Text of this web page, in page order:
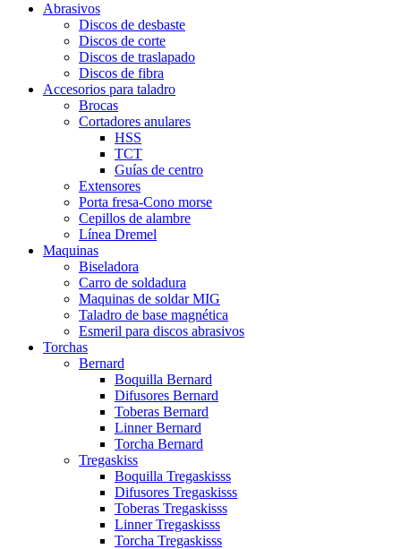
Abrasivos
Discos de desbaste
Discos de corte
Discos de traslapado
Discos de fibra
Accesorios para taladro
Brocas
Cortadores anulares
HSS
TCT
Guías de centro
Extensores
Porta fresa-Cono morse
Cepillos de alambre
Línea Dremel
Maquinas
Biseladora
Carro de soldadura
Maquinas de soldar MIG
Taladro de base magnética
Esmeril para discos abrasivos
Torchas
Bernard
Boquilla Bernard
Difusores Bernard
Toberas Bernard
Linner Bernard
Torcha Bernard
Tregaskiss
Boquilla Tregaskisss
Difusores Tregaskisss
Toberas Tregaskisss
Linner Tregaskisss
Torcha Tregaskisss